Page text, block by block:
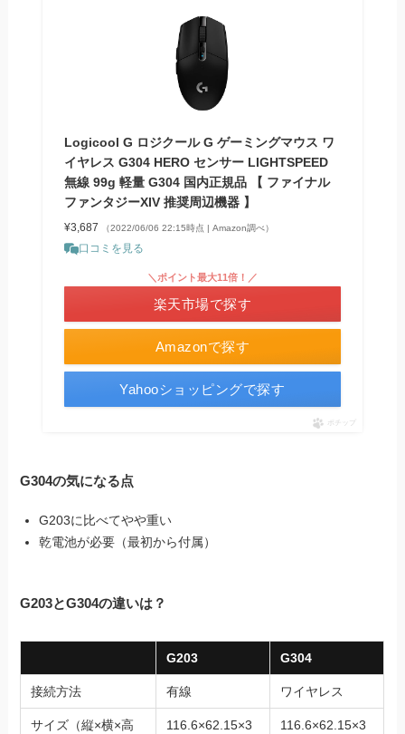
Logicool G ロジクール G ゲーミングマウス ワ
イヤレス G304 HERO センサー LIGHTSPEED
無線 99g 軽量 G304 国内正規品 【 ファイナル
ファンタジーXIV 推奨周辺機器 】
¥3,687 （2022/06/06 22:15時点 | Amazon調べ）
口コミを見る
Amazonで探す
＼ポイント最大11倍！／
楽天市場で探す
Yahooショッピングで探す
ポチップ
G304の気になる点
G203に比べてやや重い
乾電池が必要（最初から付属）
G203とG304の違いは？
G203 G304
接続方法 有線 ワイヤレス
サイズ（縦×横×高 116.6×62.15×3 116.6×62.15×3